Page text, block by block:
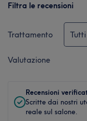
Filtra le recensioni
Trattamento
Valutazione
Recensioni
Scritte dai nostri
reale sul salone.